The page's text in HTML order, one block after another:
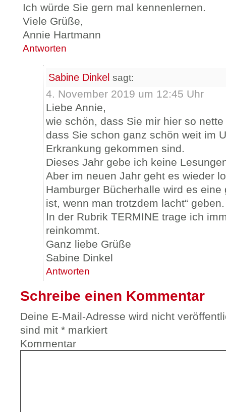
Ich würde Sie gern mal kennenlernen.
Viele Grüße,
Annie Hartmann
Antworten
Sabine Dinkel sagt:
4. November 2019 um 12:45 Uhr
Liebe Annie,
wie schön, dass Sie mir hier so
dass Sie schon ganz schön weit im
Erkrankung gekommen sind.
Dieses Jahr gebe ich keine
Aber im neuen Jahr geht es wieder
Hamburger Bücherhalle wird es eine
ist, wenn man trotzdem lacht“ geben.
In der Rubrik TERMINE trage ich
reinkommt.
Ganz liebe Grüße
Sabine Dinkel
Antworten
Schreibe einen Kommentar
Deine E-Mail-Adresse wird nicht
sind mit * markiert
Kommentar